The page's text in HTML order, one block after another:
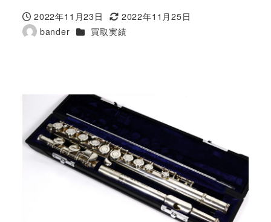
投稿日
2022年11月23日
更新日
2022年11月25日
著
bander カテゴリー
買取実績